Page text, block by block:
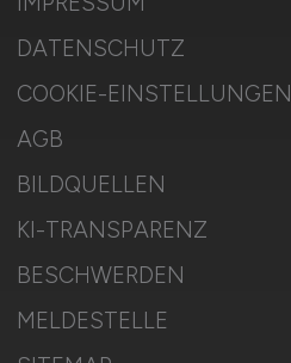
DATENSCHUTZ
COOKIE-EINSTELLUNGEN
AGB
BILDQUELLEN
KI-TRANSPARENZ
BESCHWERDEN
MELDESTELLE